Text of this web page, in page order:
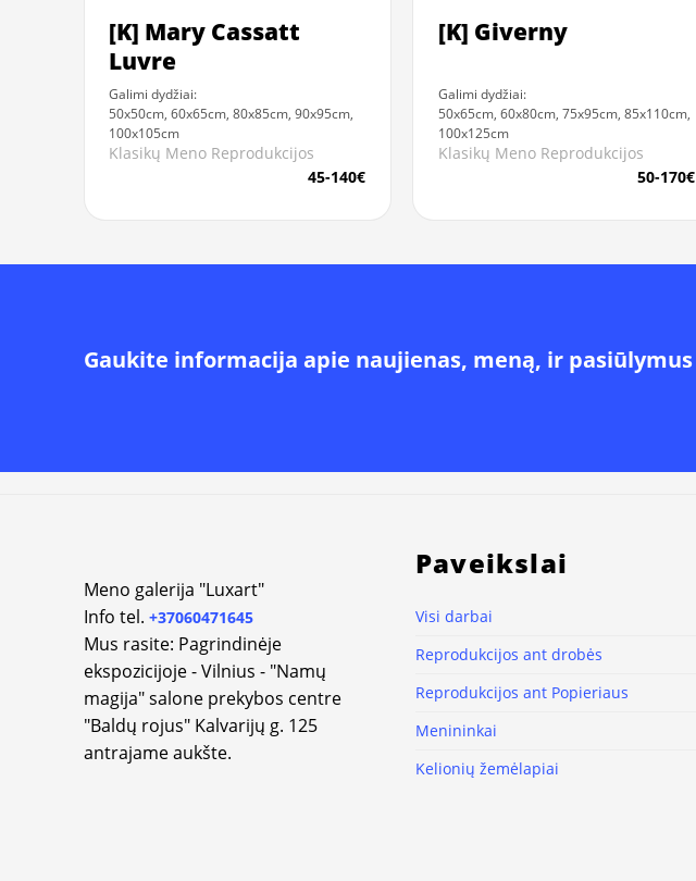
[K] Mary Cassatt
Luvre
Galimi dydžiai:
50x50cm, 60x65cm, 80x85cm, 90x95cm,
100x105cm
Klasikų Meno Reprodukcijos
45-140€
[K] Giverny
Galimi dydžiai:
50x65cm, 60x80cm, 75x95cm, 85x110cm,
100x125cm
Klasikų Meno Reprodukcijos
50-170€
Gaukite informacija apie naujienas, meną, ir pasiūlymus
Meno galerija "Luxart"
Info tel. +37060471645
Mus rasite: Pagrindinėje
ekspozicijoje - Vilnius - "Namų
magija" salone prekybos centre
"Baldų rojus" Kalvarijų g. 125
antrajame aukšte.
Paveikslai
Visi darbai
Reprodukcijos ant drobės
Reprodukcijos ant Popieriaus
Menininkai
Kelionių žemėlapiai